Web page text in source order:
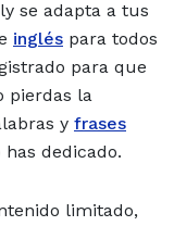
se adapta a tus
inglés para todos
para que
pierdas la
y frases
dedicado.
limitado,